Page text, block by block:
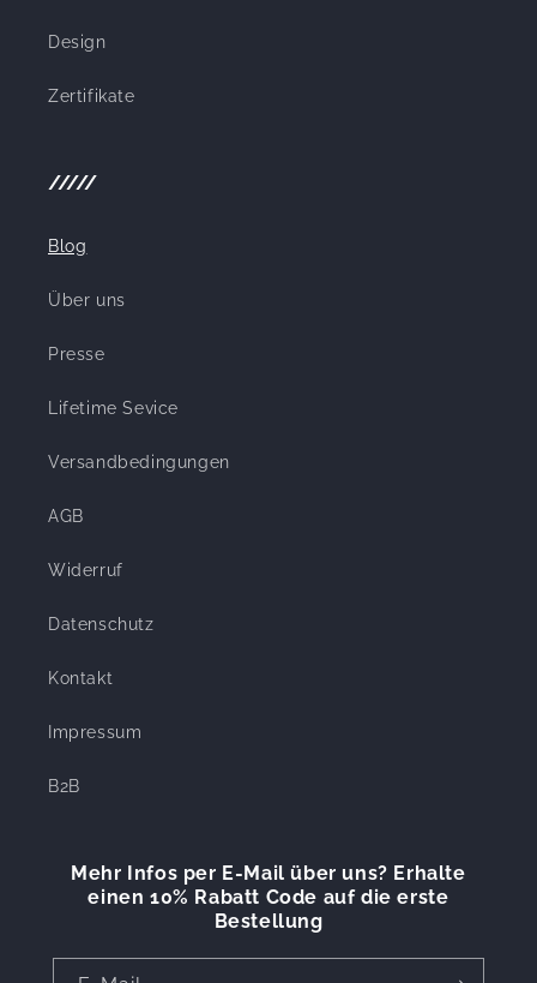
Design
Zertifikate
/////
Blog
Über uns
Presse
Lifetime Sevice
Versandbedingungen
AGB
Widerruf
Datenschutz
Kontakt
Impressum
B2B
Mehr Infos per E-Mail über uns? Erhalte
einen 10% Rabatt Code auf die erste
Bestellung